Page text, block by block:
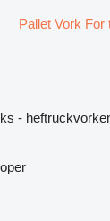
Pallet Vork
-